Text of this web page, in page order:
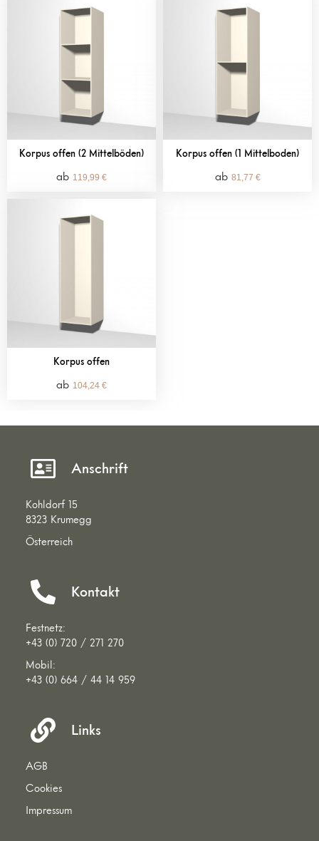
Korpus offen (2 Mittelböden)
119,99 €
Korpus offen (1 Mittelboden)
81,77 €
Korpus offen
104,24 €
Anschrift
Kohldorf 15
8323 Krumegg
Österreich
Kontakt
Festnetz:
+43 (0) 720 / 271 270
Mobil:
+43 (0) 664 / 44 14 959
Links
AGB
Cookies
Impressum